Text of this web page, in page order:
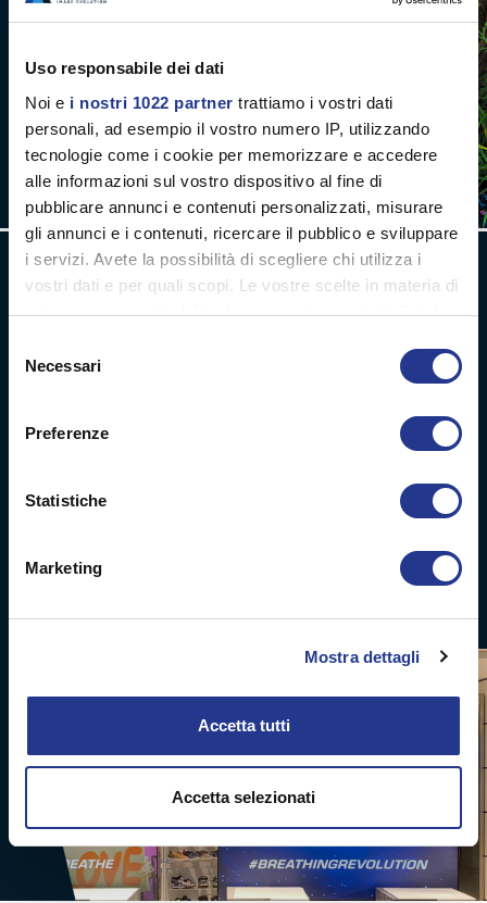
Uso responsabile dei dati
Noi e i nostri 1022 partner trattiamo i vostri dati
personali, ad esempio il vostro numero IP, utilizzando
tecnologie come i cookie per memorizzare e accedere
alle informazioni sul vostro dispositivo al fine di
pubblicare annunci e contenuti personalizzati, misurare
gli annunci e i contenuti, ricercare il pubblico e sviluppare
i servizi. Avete la possibilità di scegliere chi utilizza i
vostri dati e per quali scopi. Le vostre scelte in materia di
privacy sono applicabili solo su questa proprietà digitale
modificare o revocare il proprio consenso in qualsiasi
momento dalla Dichiarazione sui cookie o facendo clic
raccogliere informazioni sulla tua posizione
geografica, con un'approssimazione di qualche
Identificare il tuo dispositivo, scansionandolo
Approfondisci come vengono elaborati i tuoi dati personali
dalla Dichiarazione sui cookie.
Utilizziamo i cookie per personalizzare contenuti ed
informazioni sul modo in cui utilizza il nostro sito con i
nostri partner che si occupano di analisi dei dati web,
delNecessari
Preferenze
Statistiche
Marketing
Mostra dettagli
Accetta tutti
Accetta selezionati
Campaign
Management
puntuale in tutti i punti vendita.
materiale stampato per campagne di
comunicazione per punti vedita in Italia e